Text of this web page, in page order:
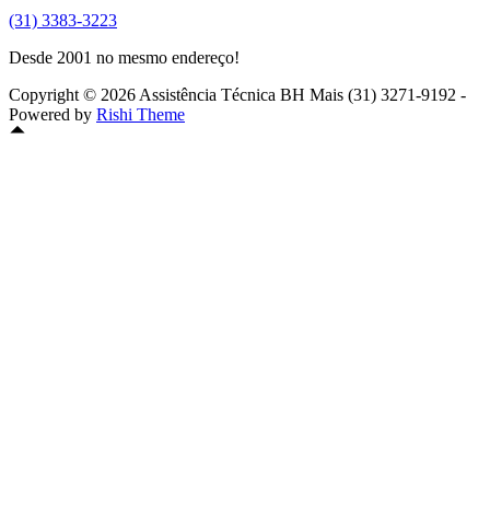
(31) 3383-3223
Desde 2001 no mesmo endereço!
Copyright © 2026 Assistência Técnica BH Mais (31) 3271-9192 -
Powered by Rishi Theme